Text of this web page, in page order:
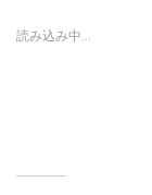
(新
し
ま
読み込み中…